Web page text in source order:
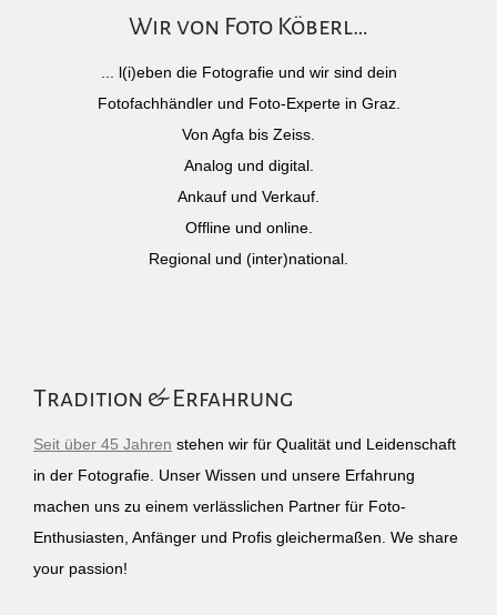
Wir von Foto Köberl…
... l(i)eben die Fotografie und wir sind dein
Fotofachhändler und Foto-Experte in Graz.
Von Agfa bis Zeiss.
Analog und digital.
Ankauf und Verkauf.
Offline und online.
Regional und (inter)national.
Tradition & Erfahrung
Seit über 45 Jahren stehen wir für Qualität und Leidenschaft
in der Fotografie. Unser Wissen und unsere Erfahrung
machen uns zu einem verlässlichen Partner für Foto-
Enthusiasten, Anfänger und Profis gleichermaßen. We share
your passion!